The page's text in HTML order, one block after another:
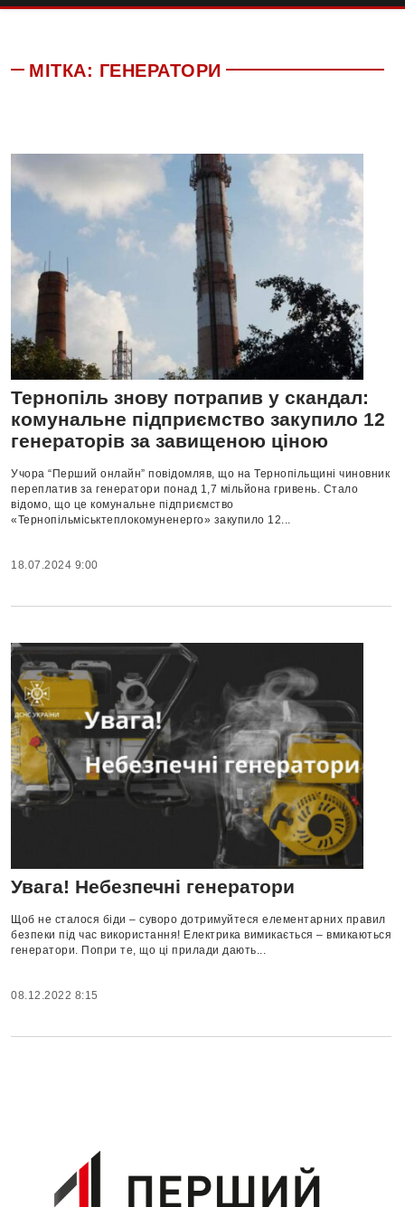
МІТКА: ГЕНЕРАТОРИ
Тернопіль знову потрапив у скандал:
комунальне підприємство закупило 12
генераторів за завищеною ціною
Учора “Перший онлайн” повідомляв, що на Тернопільщині чиновник
переплатив за генератори понад 1,7 мільйона гривень. Стало
відомо, що це комунальне підприємство
«Тернопільміськтеплокомуненерго» закупило 12...
18.07.2024 9:00
Увага! Небезпечні генератори
Щоб не сталося біди – суворо дотримуйтеся елементарних правил
безпеки під час використання! Електрика вимикається – вмикаються
генератори. Попри те, що ці прилади дають...
08.12.2022 8:15